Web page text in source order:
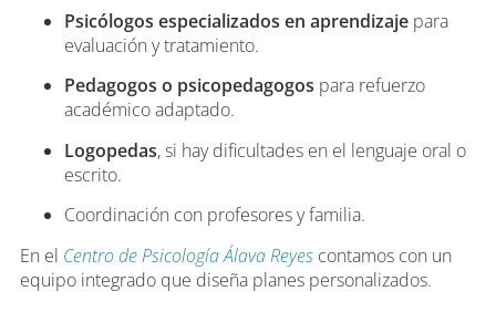
Psicólogos especializados en aprendizaje para
evaluación y tratamiento.
Pedagogos o psicopedagogos para refuerzo
académico adaptado.
Logopedas, si hay dificultades en el lenguaje oral o
escrito.
Coordinación con profesores y familia.
En el Centro de Psicología Álava Reyes contamos con un
equipo integrado que diseña planes personalizados.